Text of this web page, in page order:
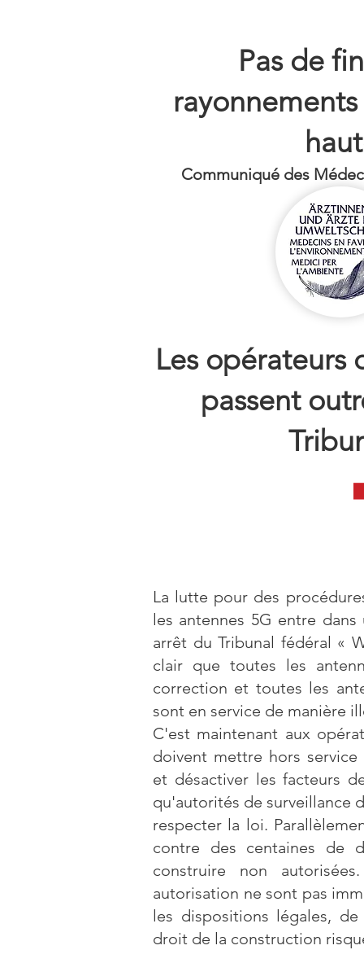
Pas de
Communiqué des
Les
passent
La lutte pour des
les antennes 5G entre
arrêt du Tribunal fédéral «
clair que toutes les
correction et toutes les
sont en service de manière
C'est maintenant aux
doivent mettre hors
et désactiver les facteurs
qu'autorités de surveillance
respecter la loi.
contre des centaines de
construire non
autorisation ne sont pas
les dispositions légales,
droit de la construction